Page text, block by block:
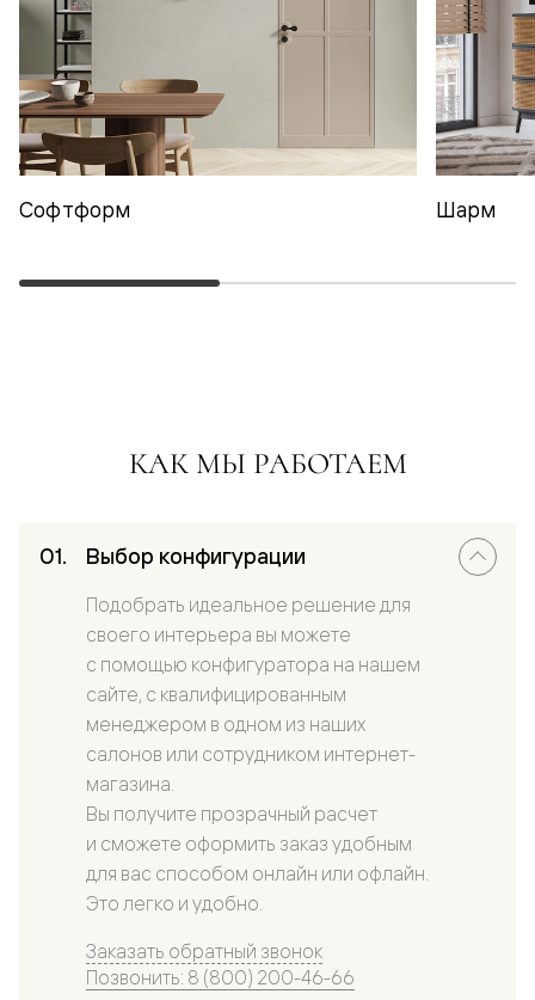
Софтформ Шарм
КАК МЫ РАБОТАЕМ
Выбор конфигурации
Подобрать идеальное решение для
своего интерьера вы можете
с помощью конфигуратора на нашем
сайте, с квалифицированным
менеджером в одном из наших
салонов или сотрудником интернет-
магазина.
Вы получите прозрачный расчет
и сможете оформить заказ удобным
для вас способом онлайн или офлайн.
Это легко и удобно.
Заказать обратный звонок
Позвонить: 8 (800) 200-46-66